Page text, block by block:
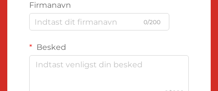
Firmanavn
0/200
Besked